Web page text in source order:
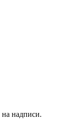
на надписи.